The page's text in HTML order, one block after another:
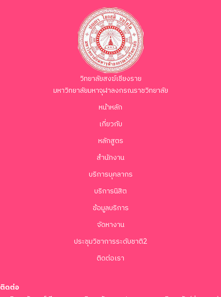
วิทยาลัยสงฆ์เชียงราย
มหาวิทยาลัยมหาจุฬาลงกรณราชวิทยาลัย
หน้าหลัก
เกี่ยวกับ
หลักสูตร
สำนักงาน
บริการบุคลากร
บริการนิสิต
ข้อมูลบริการ
จัดหางาน
ประชุมวิชาการระดับชาติ2
ติดต่อเรา
ติดต่อ